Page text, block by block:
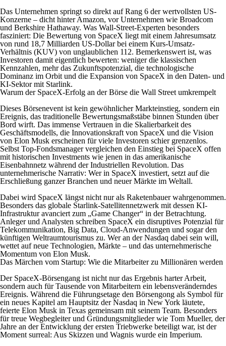
Das Unternehmen springt so direkt auf Rang 6 der wertvollsten US-
Konzerne – dicht hinter Amazon, vor Unternehmen wie Broadcom
und Berkshire Hathaway. Was Wall-Street-Experten besonders
fasziniert: Die Bewertung von SpaceX liegt mit einem Jahresumsatz
von rund 18,7 Milliarden US-Dollar bei einem Kurs-Umsatz-
Verhältnis (KUV) von unglaublichen 112. Bemerkenswert ist, was
Investoren damit eigentlich bewerten: weniger die klassischen
Kennzahlen, mehr das Zukunftspotenzial, die technologische
Dominanz im Orbit und die Expansion von SpaceX in den Daten- und
KI-Sektor mit Starlink.
Warum der SpaceX-Erfolg an der Börse die Wall Street umkrempelt
Dieses Börsenevent ist kein gewöhnlicher Markteinstieg, sondern ein
Ereignis, das traditionelle Bewertungsmaßstäbe binnen Stunden über
Bord wirft. Das immense Vertrauen in die Skalierbarkeit des
Geschäftsmodells, die Innovationskraft von SpaceX und die Vision
von Elon Musk erscheinen für viele Investoren schier grenzenlos.
Selbst Top-Fondsmanager vergleichen den Einstieg bei SpaceX offen
mit historischen Investments wie jenen in das amerikanische
Eisenbahnnetz während der Industriellen Revolution. Das
unternehmerische Narrativ: Wer in SpaceX investiert, setzt auf die
Erschließung ganzer Branchen und neuer Märkte im Weltall.
Dabei wird SpaceX längst nicht nur als Raketenbauer wahrgenommen.
Besonders das globale Starlink-Satellitennetzwerk mit dessen KI-
Infrastruktur avanciert zum „Game Changer“ in der Betrachtung.
Anleger und Analysten schreiben SpaceX ein disruptives Potenzial für
Telekommunikation, Big Data, Cloud-Anwendungen und sogar den
künftigen Weltraumtourismus zu. Wer an der Nasdaq dabei sein will,
wettet auf neue Technologien, Märkte – und das unternehmerische
Momentum von Elon Musk.
Das Märchen vom Startup: Wie die Mitarbeiter zu Millionären werden
Der SpaceX-Börsengang ist nicht nur das Ergebnis harter Arbeit,
sondern auch für Tausende von Mitarbeitern ein lebensveränderndes
Ereignis. Während die Führungsetage den Börsengong als Symbol für
ein neues Kapitel am Hauptsitz der Nasdaq in New York läutete,
feierte Elon Musk in Texas gemeinsam mit seinem Team. Besonders
für treue Wegbegleiter und Gründungsmitglieder wie Tom Mueller, der
Jahre an der Entwicklung der ersten Triebwerke beteiligt war, ist der
Moment surreal: Aus Skizzen und Wagnis wurde ein Imperium.